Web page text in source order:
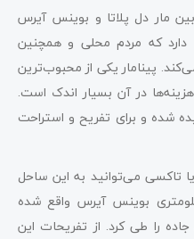
مار دل پلاتا و بوینس آیرس
که مردم محلی و همچنین
پینامار یکی از محبوب‌ترین
در آن بسیار اندک است.
شده و برای تفریح و استراحت
تاکسی می‌توانید به این ساحل
این مکان در فاصله250 کیلومتری بوینس آیرس واقع شده
می‌توان جاده را طی کرد. از تفریحات این